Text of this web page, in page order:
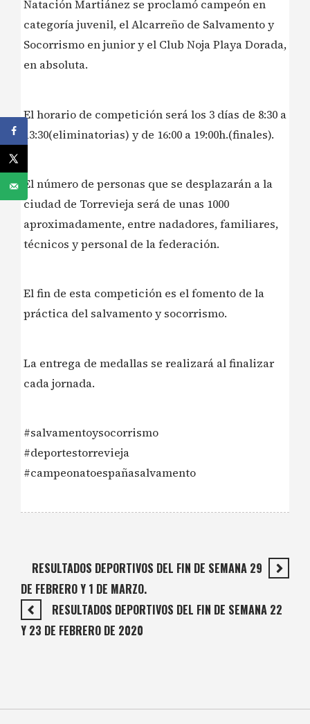
Natación Martiánez se proclamó campeón en
categoría juvenil, el Alcarreño de Salvamento y
Socorrismo en junior y el Club Noja Playa Dorada,
en absoluta.
El horario de competición será los 3 días de 8:30 a
13:30(eliminatorias) y de 16:00 a 19:00h.(finales).
El número de personas que se desplazarán a la
ciudad de Torrevieja será de unas 1000
aproximadamente, entre nadadores, familiares,
técnicos y personal de la federación.
El fin de esta competición es el fomento de la
práctica del salvamento y socorrismo.
La entrega de medallas se realizará al finalizar
cada jornada.
#salvamentoysocorrismo
#deportestorrevieja
#campeonatoespañasalvamento
RESULTADOS DEPORTIVOS DEL FIN DE SEMANA 29
DE FEBRERO Y 1 DE MARZO.
RESULTADOS DEPORTIVOS DEL FIN DE SEMANA 22
Y 23 DE FEBRERO DE 2020